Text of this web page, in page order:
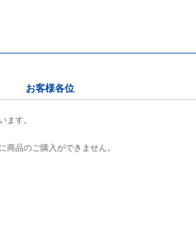
お客様各位
ます。
品のご購入ができません。